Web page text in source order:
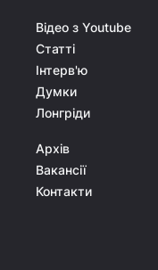
Відео з Youtube
Статті
Інтерв'ю
Думки
Лонгріди
Архів
Вакансії
Контакти